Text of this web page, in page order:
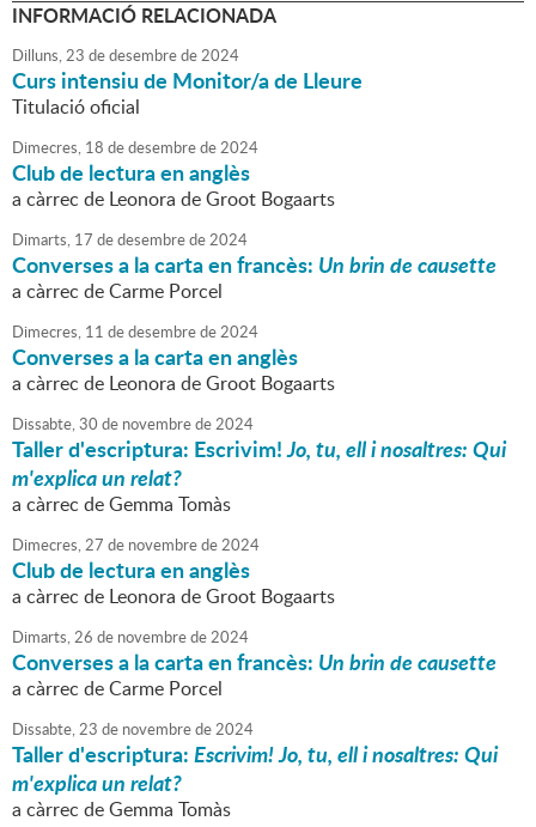
INFORMACIÓ RELACIONADA
Dilluns,23 dedesembrede2024
Curs intensiu de Monitor/a de Lleure
Titulació oficial
Dimecres, 18 dedesembrede2024
Club de lectura en anglès
a càrrec de Leonora de Groot Bogaarts
Dimarts, 17 dedesembrede2024
Converses a la carta en francès: Un brin de causette
a càrrec de Carme Porcel
Dimecres, 11 dedesembrede2024
Converses a la carta en anglès
a càrrec de Leonora de Groot Bogaarts
Dissabte,30 de novembrede2024
Taller d'escriptura: Escrivim!Jo, tu, ell i nosaltres: Qui
m'explica un relat?
a càrrec de Gemma Tomàs
Dimecres,27 de novembrede2024
Club de lectura en anglès
a càrrec de Leonora de Groot Bogaarts
Dimarts,26 de novembrede2024
Converses a la carta en francès: Un brin de causette
a càrrec de Carme Porcel
Dissabte,23 de novembrede2024
Taller d'escriptura:Escrivim! Jo, tu, ell i nosaltres: Qui
m'explica un relat?
a càrrec de Gemma Tomàs